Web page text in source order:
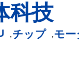
科技
,チップ ,モー